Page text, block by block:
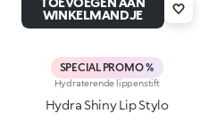
cue
WINKELMANDJE
SPECIAL PROMO %
Hydraterende lippenstift
Hydra Shiny Lip Stylo